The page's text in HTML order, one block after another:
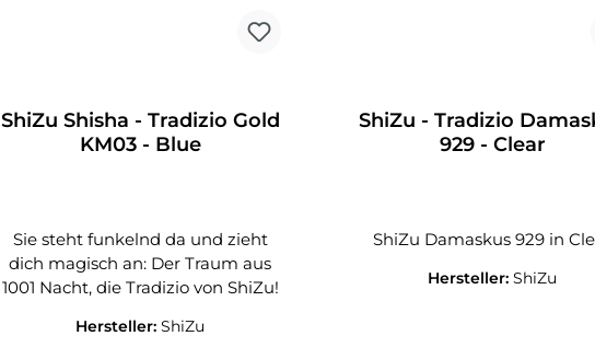
ShiZu Shisha - Tradizio Gold
KM03 - Blue
Sie steht funkelnd da und zieht
dich magisch an: Der Traum aus
1001 Nacht, die Tradizio von ShiZu!
Hersteller:ShiZu
ShiZu - Tradizio
929 - Clear
ShiZu Damaskus 929 in
Hersteller:ShiZu